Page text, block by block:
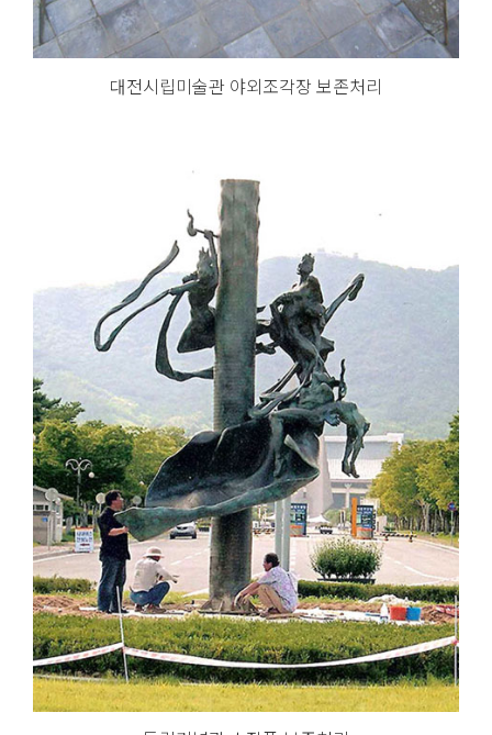
대전시립미술관 야외조각장 보존처리